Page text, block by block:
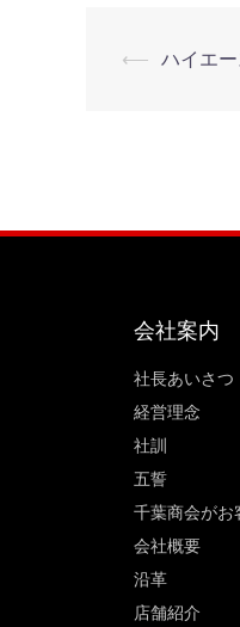
⟵ ハイエ
会社案内
社長あいさつ
経営理念
社訓
五誓
千葉商会がお
会社概要
沿革
店舗紹介